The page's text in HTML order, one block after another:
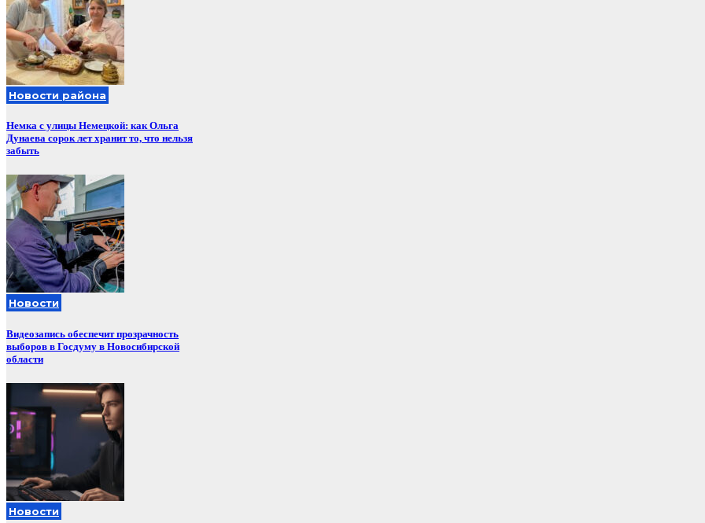
Новости района
Немка с улицы Немецкой: как Ольга
Дунаева сорок лет хранит то, что нельзя
забыть
Новости
Видеозапись обеспечит прозрачность
выборов в Госдуму в Новосибирской
области
Новости